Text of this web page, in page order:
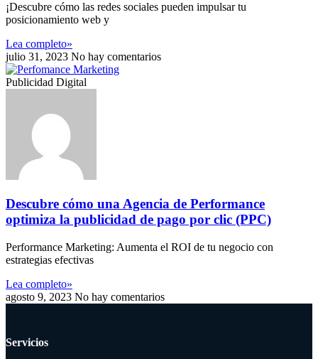
¡Descubre cómo las redes sociales pueden impulsar tu
posicionamiento web y
Lea completo»
julio 31, 2023 No hay comentarios
Publicidad Digital
Descubre cómo una Agencia de Performance
optimiza la publicidad de pago por clic (PPC)
Performance Marketing: Aumenta el ROI de tu negocio con
estrategias efectivas
Lea completo»
agosto 9, 2023 No hay comentarios
Servicios